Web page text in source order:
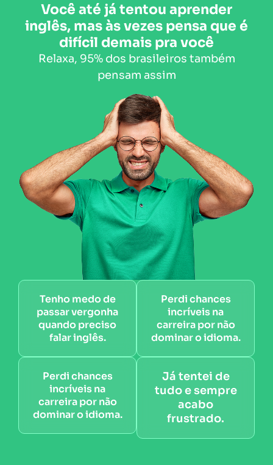
Você até já tentou aprender
inglês, mas às vezes pensa que é
difícil demais pra você
Relaxa, 95% dos brasileiros também
pensam assim
Tenho medo de
passar vergonha
quando preciso
falar inglês.
Perdi chances
incríveis na
carreira por não
dominar o idioma.
Perdi chances
incríveis na
carreira por não
dominar o idioma.
Já tentei de
tudo e sempre
acabo
frustrado.